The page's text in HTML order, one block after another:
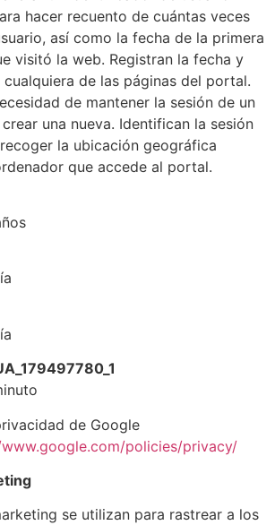
hacer recuento de cuántas veces
así como la fecha de la primera
visitó la web. Registran la fecha y
de las páginas del portal.
de mantener la sesión de un
una nueva. Identifican la sesión
la ubicación geográfica
que accede al portal.
de Google
policies/privacy/
se utilizan para rastrear a los